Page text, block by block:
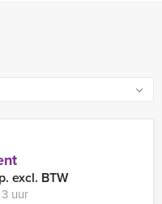
excl. BTW
uur